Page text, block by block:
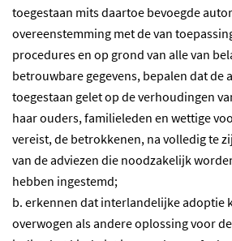
toegestaan mits daartoe bevoegde
overeenstemming met de van
procedures en op grond van alle van
betrouwbare gegevens, bepalen dat de
toegestaan gelet op de verhoudingen
haar ouders, familieleden en wettige
vereist, de betrokkenen, na volledig te
van de adviezen die noodzakelijk
hebben ingestemd;
b. erkennen dat interlandelijke adoptie
overwogen als andere oplossing voor